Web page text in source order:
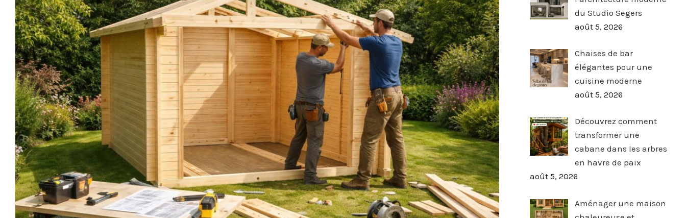
du Studio Segers
août 5, 2026
Chaises de bar
élégantes pour une
cuisine moderne
août 5, 2026
Découvrez comment
transformer une
cabane dans les arbres
en havre de paix
août 5, 2026
Aménager une maison